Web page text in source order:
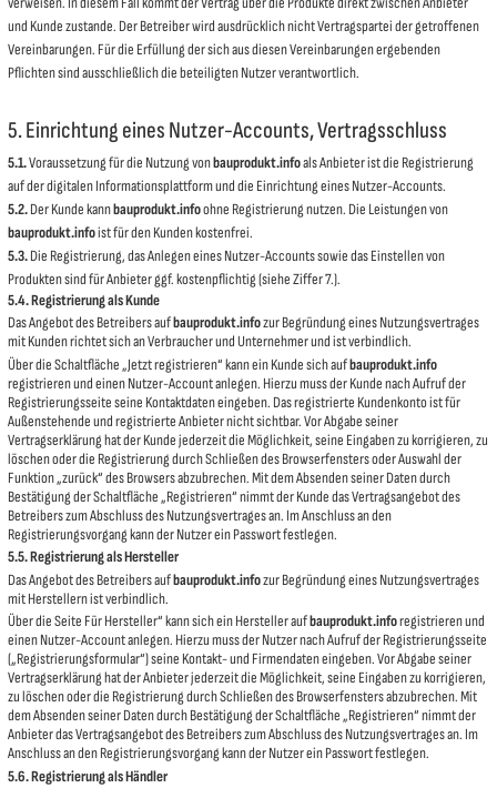
und Kunde zustande. Der Betreiber wird ausdrücklich nicht Vertragspartei der getroffenen
Vereinbarungen. Für die Erfüllung der sich aus diesen Vereinbarungen ergebenden
Pflichten sind ausschließlich die beteiligten Nutzer verantwortlich.
5. Einrichtung eines Nutzer-Accounts, Vertragsschluss
5.1.Voraussetzung für die Nutzung vonbauprodukt.infoals Anbieter ist die Registrierung
auf der digitalen Informationsplattform und die Einrichtung eines Nutzer-Accounts.
5.2.Der Kunde kannbauprodukt.infoohne Registrierung nutzen. Die Leistungen von
bauprodukt.infoist für den Kunden kostenfrei.
5.3.Die Registrierung, das Anlegen eines Nutzer-Accounts sowie das Einstellen von
Produkten sind für Anbieter ggf. kostenpflichtig (siehe Ziffer 7.).
5.4. Registrierung als Kunde
Das Angebot des Betreibers aufbauprodukt.infozur Begründung eines Nutzungsvertrages
mit Kunden richtet sich an Verbraucher und Unternehmer und ist verbindlich.
Über die Schaltfläche „Jetzt registrieren“ kann ein Kunde sich aufbauprodukt.info
registrieren und einen Nutzer-Account anlegen. Hierzu muss der Kunde nach Aufruf der
Registrierungsseite seine Kontaktdaten eingeben. Das registrierte Kundenkonto ist für
Außenstehende und registrierte Anbieter nicht sichtbar. Vor Abgabe seiner
Vertragserklärung hat der Kunde jederzeit die Möglichkeit, seine Eingaben zu korrigieren, zu
löschen oder die Registrierung durch Schließen des Browserfensters oder Auswahl der
Funktion „zurück“ des Browsers abzubrechen. Mit dem Absenden seiner Daten durch
Bestätigung der Schaltfläche „Registrieren“ nimmt der Kunde das Vertragsangebot des
Betreibers zum Abschluss des Nutzungsvertrages an. Im Anschluss an den
Registrierungsvorgang kann der Nutzer ein Passwort festlegen.
5.5. Registrierung als Hersteller
Das Angebot des Betreibers aufbauprodukt.infozur Begründung eines Nutzungsvertrages
mit Herstellern ist verbindlich.
Über die Seite Für Hersteller“ kann sich ein Hersteller aufbauprodukt.inforegistrieren und
einen Nutzer-Account anlegen. Hierzu muss der Nutzer nach Aufruf der Registrierungsseite
(„Registrierungsformular“) seine Kontakt- und Firmendaten eingeben. Vor Abgabe seiner
Vertragserklärung hat der Anbieter jederzeit die Möglichkeit, seine Eingaben zu korrigieren,
zu löschen oder die Registrierung durch Schließen des Browserfensters abzubrechen. Mit
dem Absenden seiner Daten durch Bestätigung der Schaltfläche „Registrieren“ nimmt der
Anbieter das Vertragsangebot des Betreibers zum Abschluss des Nutzungsvertrages an. Im
Anschluss an den Registrierungsvorgang kann der Nutzer ein Passwort festlegen.
5.6. Registrierung als Händler